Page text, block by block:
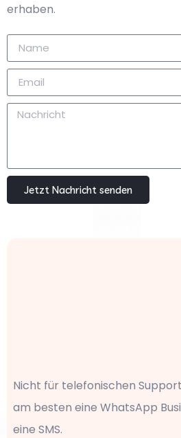
erhaben.
Jetzt Nachricht senden
Nicht für telefonischen
am besten eine WhatsApp
eine SMS.